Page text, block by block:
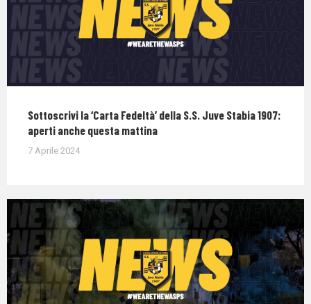
Sottoscrivi la ‘Carta Fedeltà’ della S.S. Juve Stabia 1907:
aperti anche questa mattina
7 Aprile 2024